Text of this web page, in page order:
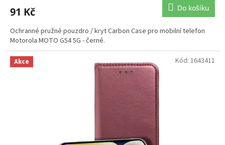
91 Kč Do košíku
Ochranné pružné pouzdro / kryt Carbon Case pro mobilní telefon
Motorola MOTO G54 5G - černé.
Akce Kód: 1643411